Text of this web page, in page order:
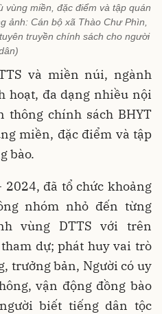
vùng miền, đặc điểm và tập quán
ảnh: Cán bộ xã Thào Chư Phìn,
truyền chính sách cho người
và miền núi, ngành
hoạt, đa dạng nhiều nội
thông chính sách BHYT
miền, đặc điểm và tập
bào.
đã tổ chức khoảng
nhóm nhỏ đến từng
vùng DTTS với trên
dự; phát huy vai trò
trưởng bản, Người có uy
vận động đồng bào
biết tiếng dân tộc